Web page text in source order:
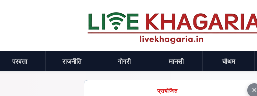
परबत्ता राजनीति गोगरी मानसी चौथम
×
प्रायोजित